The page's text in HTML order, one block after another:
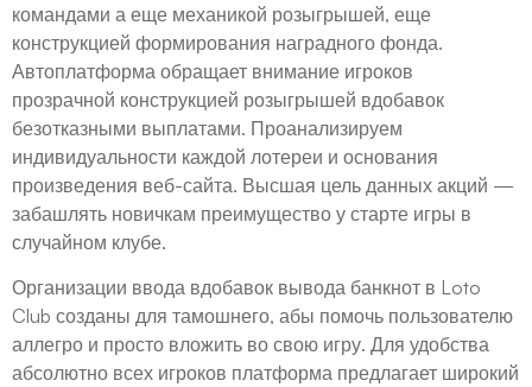
командами а еще механикой розыгрышей, еще
конструкцией формирования наградного фонда.
Автоплатформа обращает внимание игроков
прозрачной конструкцией розыгрышей вдобавок
безотказными выплатами. Проанализируем
индивидуальности каждой лотереи и основания
произведения веб-сайта. Высшая цель данных акций —
забашлять новичкам преимущество у старте игры в
случайном клубе.
Организации ввода вдобавок вывода банкнот в Loto
Club созданы для тамошнего, абы помочь пользователю
аллегро и просто вложить во свою игру. Для удобства
абсолютно всех игроков платформа предлагает широкий